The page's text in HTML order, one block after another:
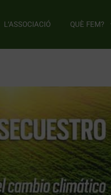
L’ASSOCIACIÓ QUÈ FEM?